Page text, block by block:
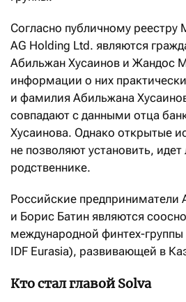
Согласно публичному
AG Holding Ltd. являются
Абильжан Хусаинов и Жандос
информации о них
и фамилия Абильжана
совпадают с данными отца
Хусаинова. Однако открытые
не позволяют установить, идет
родственнике.
Российские предприниматели
и Борис Батин являются
международной финтех-
IDF Eurasia), развивающей в
Кто стал главой Solva